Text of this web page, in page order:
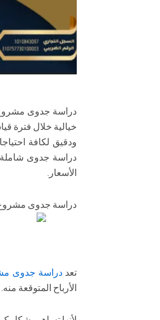
دراسة جدوى مشروع
خيالية خلال فترة
ودقيق لكافة
دراسة جدوى
الأسعار.
دراسة جدوى
تعددراسة جدوى
الأرباح المتوقعة منه.